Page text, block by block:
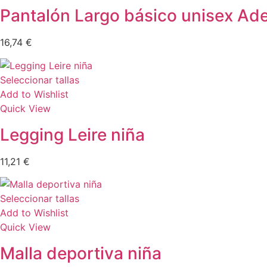
Pantalón Largo básico unisex
16,74 €
Seleccionar tallas
Add to Wishlist
Quick View
Legging Leire niña
11,21 €
Seleccionar tallas
Add to Wishlist
Quick View
Malla deportiva niña